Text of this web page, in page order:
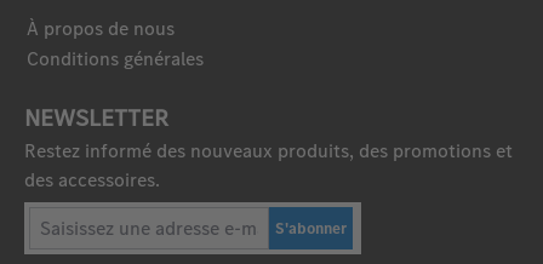
À propos de nous
Conditions générales
NEWSLETTER
Restez informé des nouveaux produits, des promotions et
des accessoires.
S'abonner